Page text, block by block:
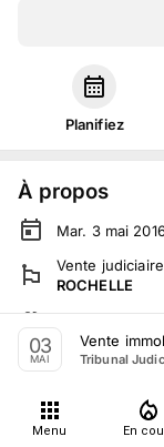
Planifiez
À propos
Mar. 3 mai
Vente judiciaire
ROCHELLE
En salle :10,
Tout le
Détails
03
MAI
Vente
Tribunal
Menu En